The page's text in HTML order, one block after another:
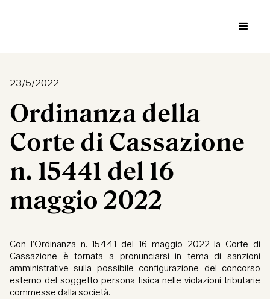
23/5/2022
Ordinanza della
Corte di Cassazione
n. 15441 del 16
maggio 2022
Con l’Ordinanza n. 15441 del 16 maggio 2022 la Corte di
Cassazione è tornata a pronunciarsi in tema di sanzioni
amministrative sulla possibile configurazione del concorso
esterno del soggetto persona fisica nelle violazioni tributarie
commesse dalla società.